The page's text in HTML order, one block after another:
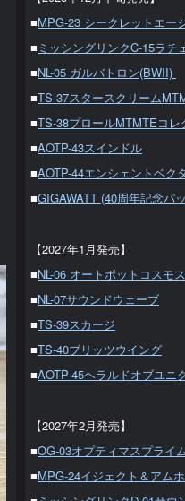
■MPG-23 シークレットエー
■ ミッシングリンクC-15ラチ
■NL-05 ガルバトロン(BWII)
■TS-37スタースクリーム
■TS-38プロールMTMTEコレ
■AOTP-43スインドル
■AOTP-44エンシェントベク
■GIGAWATT (40周年記念パ
【2027年1月発売】
■NL-06 オートボットコスモス
■NL-07サウンドウェーブ
■TS-39スカージ
■TS-40ブリッツウイング
■AOTP-45ヘラルドオブユニ
【2027年2月発売】
■OG-03オプティマスプライ
■MPG-24イジェクト＆アム